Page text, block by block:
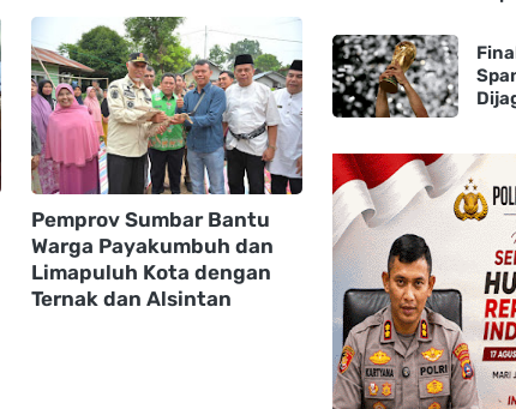
Pemprov Sumbar Bantu
Warga Payakumbuh dan
Limapuluh Kota dengan
Ternak dan Alsintan